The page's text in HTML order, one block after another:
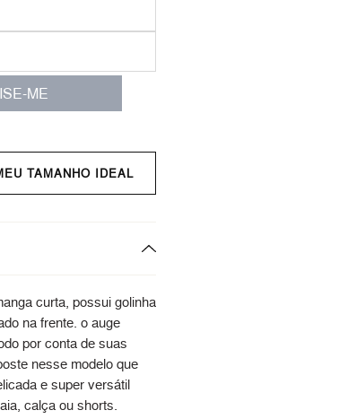
ME
TAMANHO IDEAL
curta, possui golinha
na frente. o auge
por conta de suas
nesse modelo que
e super versátil
calça ou shorts.